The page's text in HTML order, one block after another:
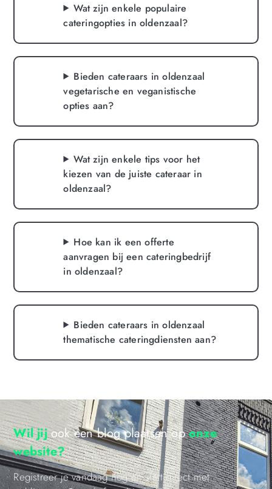
Wat zijn enkele populaire
cateringopties in oldenzaal?
Bieden cateraars in oldenzaal
vegetarische en veganistische
opties aan?
Wat zijn enkele tips voor het
kiezen van de juiste cateraar in
oldenzaal?
Hoe kan ik een offerte
aanvragen bij een cateringbedrijf
in oldenzaal?
Bieden cateraars in oldenzaal
thematische cateringdiensten aan?
Wil jijook een blog plaatsen oponze
website?
Registreer je vandaag nog en start direct met